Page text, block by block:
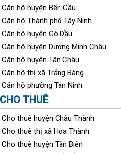
Căn hộ huyện Bến Cầu
Căn hộ Thành phố Tây Ninh
Căn hộ huyện Gò Dầu
Căn hộ huyện Dương Minh Châu
Căn hộ huyện Tân Châu
Căn hộ thị xã Trảng Bàng
Căn hộ phường Tân Ninh
CHO THUÊ
Cho thuê huyện Châu Thành
Cho thuê thị xã Hòa Thành
Cho thuê huyện Tân Biên